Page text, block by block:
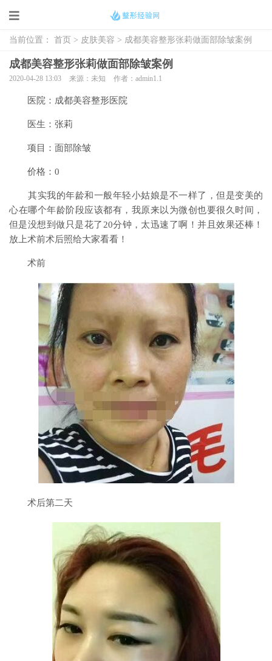
当前位置： 首页 > 皮肤美容 > 成都美容整形张莉做面部除皱案例
成都美容整形张莉做面部除皱案例
2020-04-28 13:03 来源：未知 作者：admin1.1
医院：成都美容整形医院
医生：张莉
项目：面部除皱
价格：0
其实我的年龄和一般年轻小姑娘是不一样了，但是变美的
心在哪个年龄阶段应该都有，我原来以为微创也要很久时间，
但是没想到做只是花了20分钟，太迅速了啊！并且效果还棒！
放上术前术后照给大家看看！
术前
术后第二天